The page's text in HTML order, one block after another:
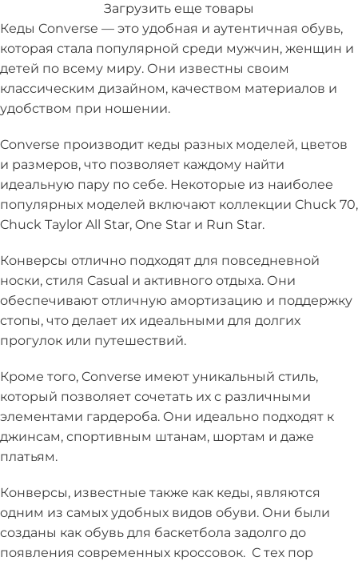
Загрузить еще товары
Кеды Converse — это удобная и аутентичная обувь,
которая стала популярной среди мужчин, женщин и
детей по всему миру. Они известны своим
классическим дизайном, качеством материалов и
удобством при ношении.
Converse производит кеды разных моделей, цветов
и размеров, что позволяет каждому найти
идеальную пару по себе. Некоторые из наиболее
популярных моделей включают коллекции Chuck 70,
Chuck Taylor All Star, One Star и Run Star.
Конверсы отлично подходят для повседневной
носки, стиля Casual и активного отдыха. Они
обеспечивают отличную амортизацию и поддержку
стопы, что делает их идеальными для долгих
прогулок или путешествий.
Кроме того, Converse имеют уникальный стиль,
который позволяет сочетать их с различными
элементами гардероба. Они идеально подходят к
джинсам, спортивным штанам, шортам и даже
платьям.
Конверсы, известные также как кеды, являются
одним из самых удобных видов обуви. Они были
созданы как обувь для баскетбола задолго до
появления современных кроссовок. С тех пор